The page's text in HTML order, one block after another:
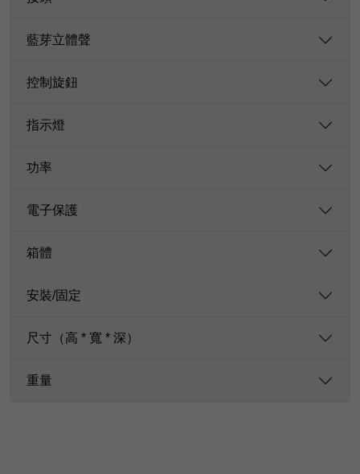
藍芽立體聲
控制旋鈕
指示燈
功率
電子保護
箱體
安裝/固定
尺寸（高 * 寬 * 深）
重量